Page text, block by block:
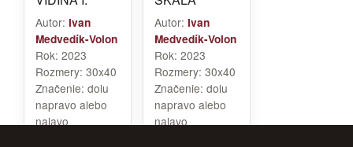
Autor: Ivan
Medvedík-Volon
Rok: 2023
Rozmery: 30x40
Značenie: dolu
napravo alebo
nalavo
Autor: Ivan
Medvedík-Volon
Rok: 2023
Rozmery: 30x40
Značenie: dolu
napravo alebo
nalavo